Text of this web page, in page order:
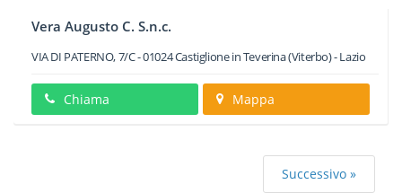
Vera Augusto C. S.n.c.
VIA DI PATERNO, 7/C-01024Castiglione in Teverina(Viterbo) -Lazio
Chiama Mappa
Successivo »